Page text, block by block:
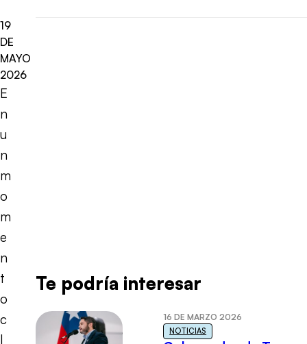
19
DE
MAYO
2026
E
n
u
n
m
o
m
e
n
t
o
c
l
Te podría interesar
16 DE MARZO 2026
NOTICIAS